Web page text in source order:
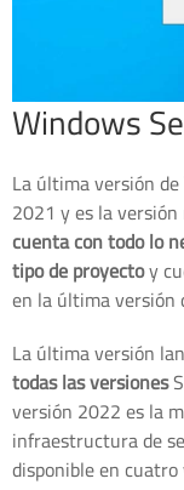
Windows
La última versión de
2021 y es la
cuenta con todo lo
tipo de proyectoy
en la última versión
La última versión
todas las versiones
versión 2022 es la
infraestructura de
disponible en